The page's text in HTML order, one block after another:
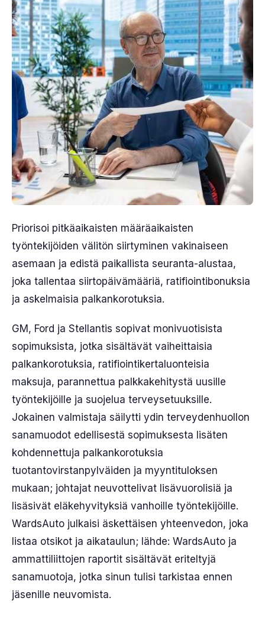
Priorisoi pitkäaikaisten määräaikaisten
työntekijöiden välitön siirtyminen vakinaiseen
asemaan ja edistä paikallista seuranta-alustaa,
joka tallentaa siirtopäivämääriä, ratifiointibonuksia
ja askelmaisia palkankorotuksia.
GM, Ford ja Stellantis sopivat monivuotisista
sopimuksista, jotka sisältävät vaiheittaisia
palkankorotuksia, ratifiointikertaluonteisia
maksuja, parannettua palkkakehitystä uusille
työntekijöille ja suojelua terveysetuuksille.
Jokainen valmistaja säilytti ydin terveydenhuollon
sanamuodot edellisestä sopimuksesta lisäten
kohdennettuja palkankorotuksia
tuotantovirstanpylväiden ja myyntituloksen
mukaan; johtajat neuvottelivat lisävuorolisiä ja
lisäsivät eläkehyvityksiä vanhoille työntekijöille.
WardsAuto julkaisi äskettäisen yhteenvedon, joka
listaa otsikot ja aikataulun; lähde: WardsAuto ja
ammattiliittojen raportit sisältävät eriteltyjä
sanamuotoja, jotka sinun tulisi tarkistaa ennen
jäsenille neuvomista.